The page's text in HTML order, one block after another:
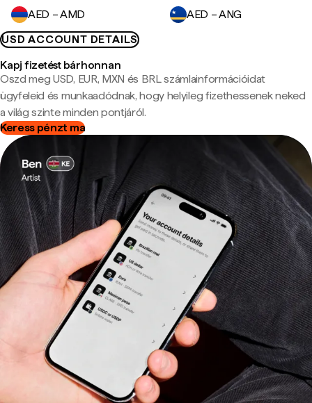
AED – AMD
AED – ANG
USD ACCOUNT DETAILS
Kapj fizetést bárhonnan
Oszd meg USD, EUR, MXN és BRL számlainformációidat
ügyfeleid és munkaadódnak, hogy helyileg fizethessenek neked
a világ szinte minden pontjáról.
Keress pénzt ma